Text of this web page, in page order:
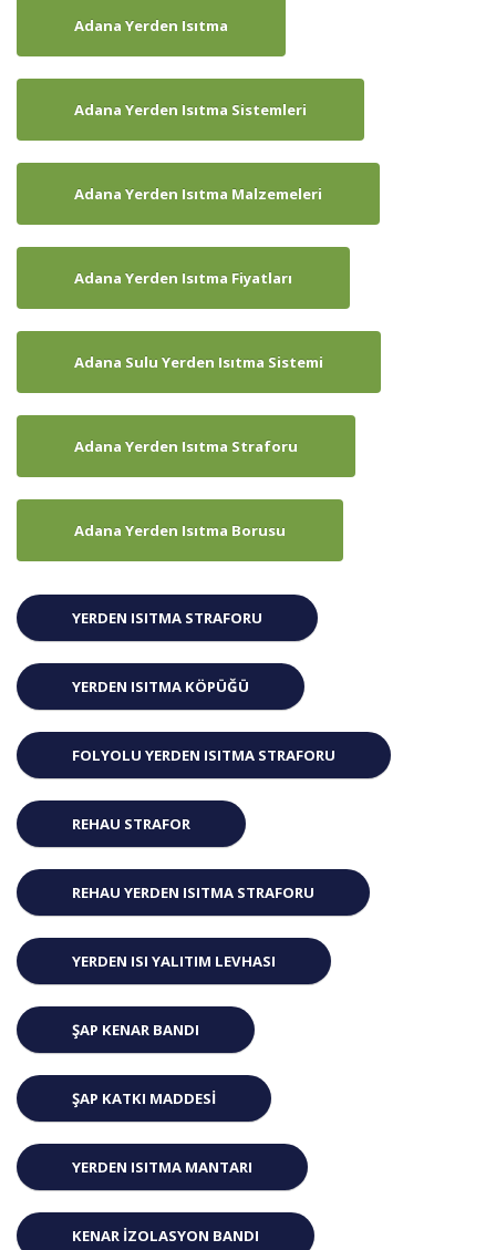
Adana Yerden Isıtma
Adana Yerden Isıtma Sistemleri
Adana Yerden Isıtma Malzemeleri
Adana Yerden Isıtma Fiyatları
Adana Sulu Yerden Isıtma Sistemi
Adana Yerden Isıtma Straforu
Adana Yerden Isıtma Borusu
YERDEN ISITMA STRAFORU
YERDEN ISITMA KÖPÜĞÜ
FOLYOLU YERDEN ISITMA STRAFORU
REHAU STRAFOR
REHAU YERDEN ISITMA STRAFORU
YERDEN ISI YALITIM LEVHASI
ŞAP KENAR BANDI
ŞAP KATKI MADDESI
YERDEN ISITMA MANTARI
KENAR İZOLASYON BANDI